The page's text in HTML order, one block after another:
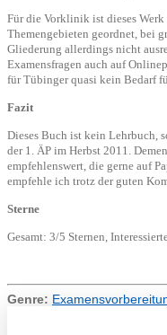
Für die Vorklinik ist dieses
Themengebieten geordnet, bei
Gliederung allerdings nicht
Examensfragen auch auf
für Tübinger quasi kein Bedarf
Fazit
Dieses Buch ist kein Lehrbuch,
der 1. ÄP im Herbst 2011.
empfehlenswert, die gerne auf
empfehle ich trotz der guten
Sterne
Gesamt: 3/5 Sternen,
Genre: